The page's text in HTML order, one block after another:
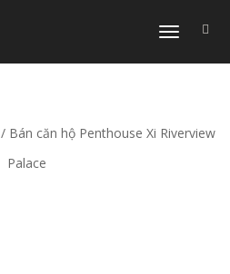
TOGGLE
/ Bán căn hộ Penthouse Xi Riverview
Palace